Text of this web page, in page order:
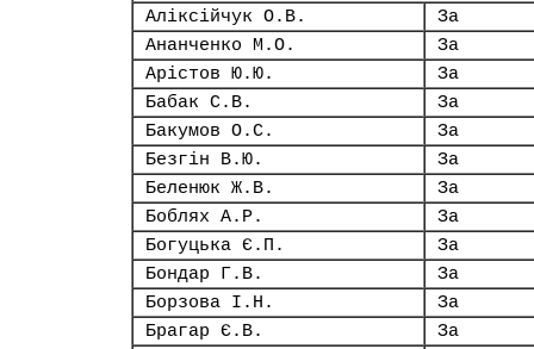
Аліксійчук О.В.
За
Ананченко М.О.
За
Арістов Ю.Ю.
За
Бабак С.В.
За
Бакумов О.С.
За
Безгін В.Ю.
За
Беленюк Ж.В.
За
Боблях А.Р.
За
Богуцька Є.П.
За
Бондар Г.В.
За
Борзова І.Н.
За
Брагар Є.В.
За